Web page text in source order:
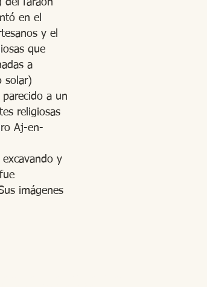
del faraón
en el
y el
que
a
solar)
a un
religiosas
Aj-en-
y
imágenes